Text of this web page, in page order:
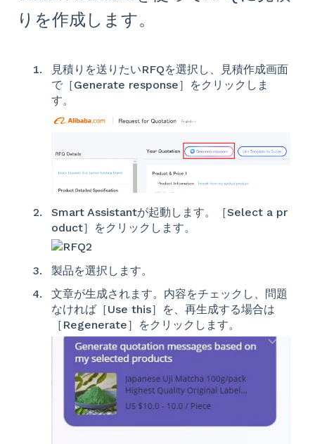
りを作成します。
見積りを送りたいRFQを選択し、見積作成画面
で［Generate response］をクリックしま
す。
Smart Assistantが起動します。［Select a pr
oduct］をクリックします。
製品を選択します。
文章が生成されます。内容をチェックし、問題
なければ［Use this］を、再生成する場合は
［Regenerate］をクリックします。